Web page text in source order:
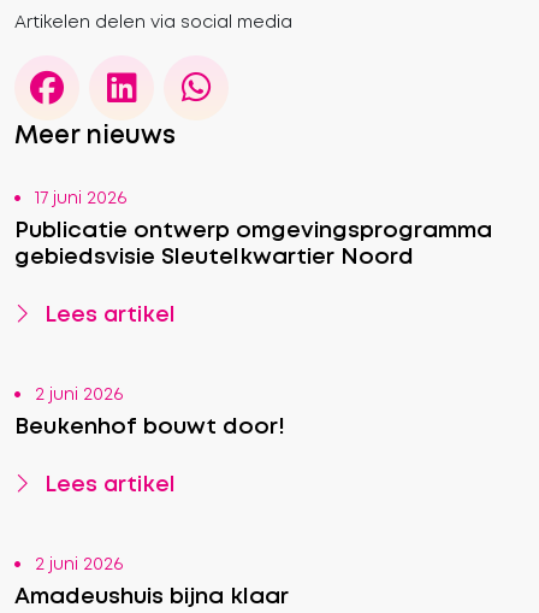
Artikelen delen via social media
Meer nieuws
Publicatie ontwerp omgevingsprogramma
gebiedsvisie Sleutelkwartier Noord
17 juni 2026
Lees artikel
Beukenhof bouwt door!
2 juni 2026
Lees artikel
Amadeushuis bijna klaar
2 juni 2026